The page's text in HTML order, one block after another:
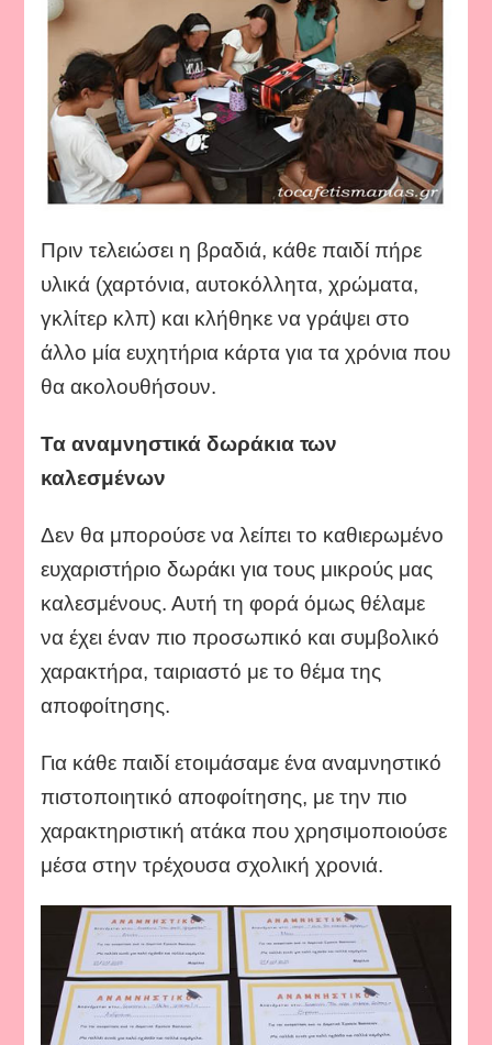
Πριν τελειώσει η βραδιά, κάθε παιδί πήρε
υλικά (χαρτόνια, αυτοκόλλητα, χρώματα,
γκλίτερ κλπ) και κλήθηκε να γράψει στο
άλλο μία ευχητήρια κάρτα για τα χρόνια που
θα ακολουθήσουν.
Τα αναμνηστικά δωράκια των
καλεσμένων
Δεν θα μπορούσε να λείπει το καθιερωμένο
ευχαριστήριο δωράκι για τους μικρούς μας
καλεσμένους. Αυτή τη φορά όμως θέλαμε
να έχει έναν πιο προσωπικό και συμβολικό
χαρακτήρα, ταιριαστό με το θέμα της
αποφοίτησης.
Για κάθε παιδί ετοιμάσαμε ένα αναμνηστικό
πιστοποιητικό αποφοίτησης, με την πιο
χαρακτηριστική ατάκα που χρησιμοποιούσε
μέσα στην τρέχουσα σχολική χρονιά.